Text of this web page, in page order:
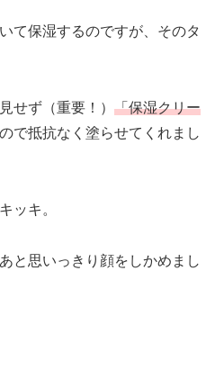
て保湿するのですが、そのタ
せず（重要！） 「保湿クリー
で抵抗なく塗らせてくれまし
ッキ。
と思いっきり顔をしかめまし